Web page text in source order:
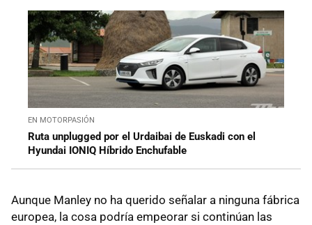
EN MOTORPASIÓN
Ruta unplugged por el Urdaibai de Euskadi con el
Hyundai IONIQ Híbrido Enchufable
Aunque Manley no ha querido señalar a ninguna fábrica
europea, la cosa podría empeorar si continúan las